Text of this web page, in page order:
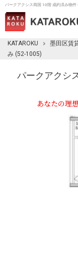
パークアクシス両国 10階 成約済み物件
KATAROKU 墨田区賃
み (52-1005)
パークアクシ
あなたの理